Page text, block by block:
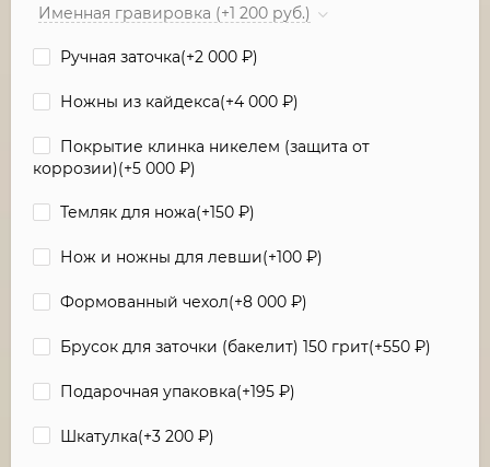
Именная гравировка (+1 200 руб.)
Ручная заточка(+2 000 ₽)
Ножны из кайдекса(+4 000 ₽)
Покрытие клинка никелем (защита от
коррозии)(+5 000 ₽)
Темляк для ножа(+150 ₽)
Нож и ножны для левши(+100 ₽)
Формованный чехол(+8 000 ₽)
Брусок для заточки (бакелит) 150 грит(+550 ₽)
Подарочная упаковка(+195 ₽)
Шкатулка(+3 200 ₽)